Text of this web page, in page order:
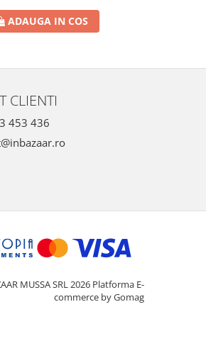
ADAUGA IN COS
CLIENTI
453 436
MUSSA SRL 2026 Platforma E-
commerce by Gomag